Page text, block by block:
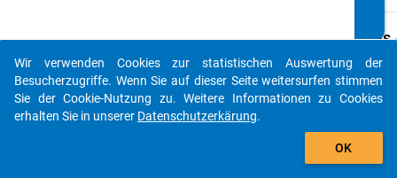
Details
Titel:
Typ:
auto_stories
add_shopping_cart
Wir verwenden Cookies zur statistischen Auswertung der
Besucherzugriffe. Wenn Sie auf dieser Seite weitersurfen stimmen
Sie der Cookie-Nutzung zu. Weitere Informationen zu Cookies
erhalten Sie in unserer Datenschutzerkärung.
OK